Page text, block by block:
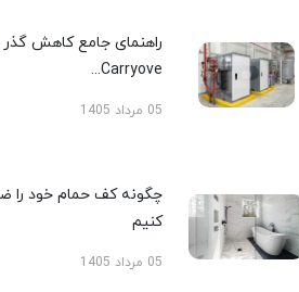
Carryove...
05 مرداد 1405
چگونه کف حمام خود را
کنیم
05 مرداد 1405